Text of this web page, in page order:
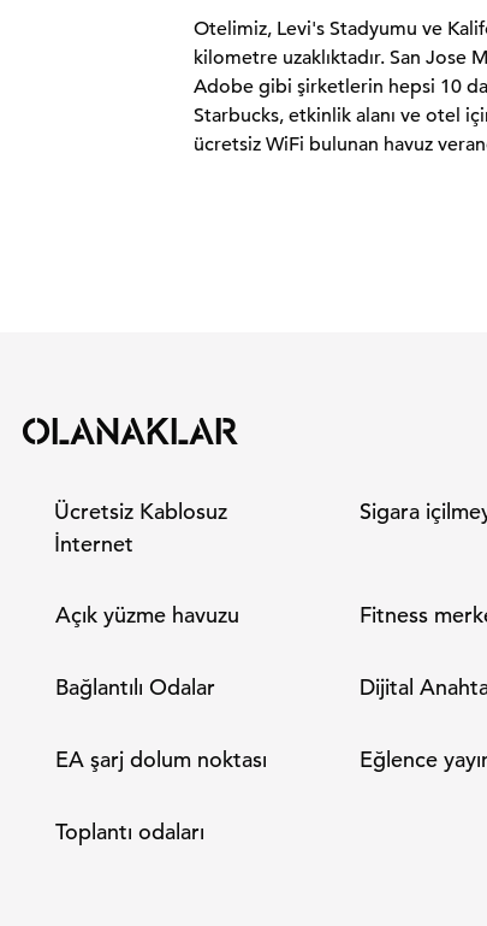
Otelimiz, Levi's Stadyumu ve
kilometre uzaklıktadır. San Jose
Adobe gibi şirketlerin hepsi 10
Starbucks, etkinlik alanı ve otel
ücretsiz WiFi bulunan havuz
OLANAKLAR
Ücretsiz Kablosuz
İnternet
Sigara
Açık yüzme havuzu Fitness
Bağlantılı Odalar Dijital
EA şarj dolum noktası Eğlence
Toplantı odaları